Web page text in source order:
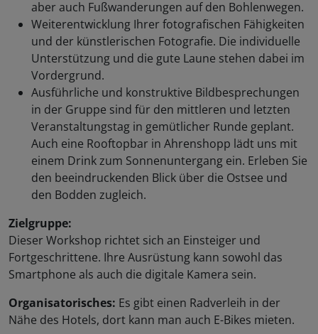
aber auch Fußwanderungen auf den Bohlenwegen.
Weiterentwicklung Ihrer fotografischen Fähigkeiten
und der künstlerischen Fotografie. Die individuelle
Unterstützung und die gute Laune stehen dabei im
Vordergrund.
Ausführliche und konstruktive Bildbesprechungen
in der Gruppe sind für den mittleren und letzten
Veranstaltungstag in gemütlicher Runde geplant.
Auch eine Rooftopbar in Ahrenshopp lädt uns mit
einem Drink zum Sonnenuntergang ein. Erleben Sie
den beeindruckenden Blick über die Ostsee und
den Bodden zugleich.
Zielgruppe:
Dieser Workshop richtet sich an Einsteiger und
Fortgeschrittene. Ihre Ausrüstung kann sowohl das
Smartphone als auch die digitale Kamera sein.
Organisatorisches: Es gibt einen Radverleih in der
Nähe des Hotels, dort kann man auch E-Bikes mieten.